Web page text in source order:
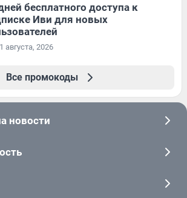
бесплатного доступа к
Иви для новых
августа, 2026
Все промокоды
новости